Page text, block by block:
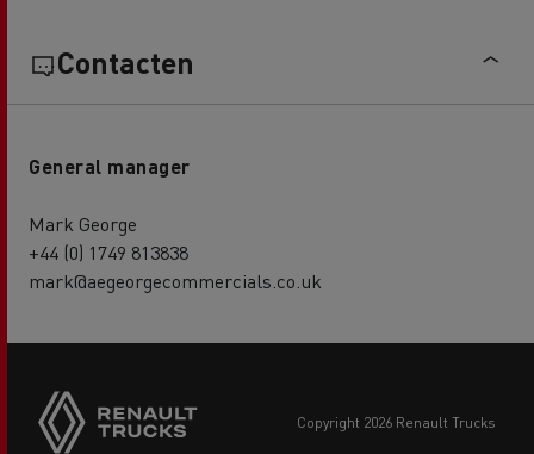
Contacten
General manager
Mark George
+44 (0) 1749 813838
mark@aegeorgecommercials.co.uk
copyright 2026 Renault Trucks